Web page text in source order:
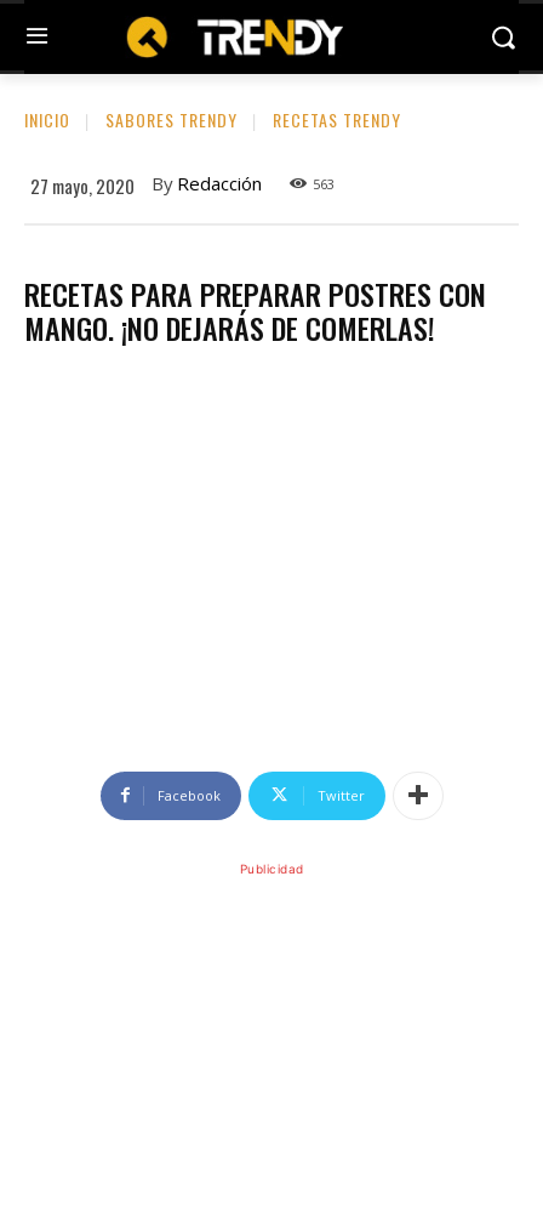
INICIO SABORES TRENDY RECETAS TRENDY
27 mayo, 2020 By Redacción 563
RECETAS PARA PREPARAR POSTRES CON
MANGO. ¡NO DEJARÁS DE COMERLAS!
Facebook Twitter
Publicidad